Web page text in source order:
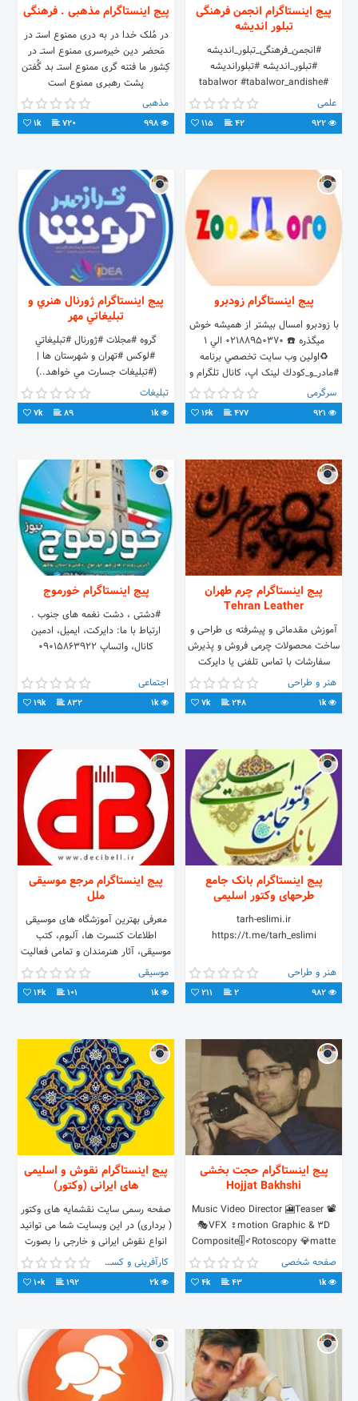
پیج اینستاگرام انجمن فرهنگی
تبلور اندیشه
#انجمن_فرهنگی_تبلور_اندیشه
#تبلور_اندیشه #تبلوراندیشه
#tabalwor #tabalwor_andishe
#tabalwor_ir #Tabalwor_comعلمی
42
115
پیج اینستاگرام مذهبی . فرهنگی
در مُلک خدا در به دری ممنوع استــ در
مَحضر دین خیره‌سری ممنوع استـــ در
کِشور ما فتنه گری ممنوع استـــ بد گُفتن
پشت رهبـری ممنوع است
مذهبی
720
1k
پیج اینستاگرام زودبرو
با زودبرو امسال بیشتر از همیشه خوش
میگذره ☎️ 02188950370 الي 1
♻️اولين وب سايت تخصصي برنامه
#مادر_و_كودك لینک اپ، کانال تلگرام و
آدرس سایت زودبرو 👇 سرگرمی
477
16k
پیج اینستاگرام ژورنال هنري و
تبليغاتي مهر
گروه #مجلات #ژورنال #تبليغاتي
#لوكس #تهران و شهرستان ها |
(#تبليغات جسارت مي خواهد..)
نگرشمان را همگام با دنيا، جهاني، و
#كسب و #كارمان را متحول كنيم
تبلیغات
1k
89
7k
پیج اینستاگرام چرم طهران
Tehran Leather
آموزش مقدماتی و پیشرفته ی طراحی و
ساخت محصولات چرمی فروش و پذیرش
سفارشات با تماس تلفنی یا دایرکت
09125246357 09100023150 ادرس
کانال ما در تلگرام :
هنر و طراحی
1k
248
7k
پیج اینستاگرام خورموج
#دشتی ، دشت نغمه های جنوب .
ارتباط با ما: دایرکت، ایمیل، ادمین
کانال، واتساپ ۰۹۰۱۵۸۶۳۹۲۲
اجتماعی
1k
832
19k
پیج اینستاگرام بانک جامع
طرحهای وکتور اسلیمی
tarh-eslimi.ir
https://t.me/tarh_eslimi
هنر و طراحی
2
211
پیج اینستاگرام مرجع موسیقی
ملل
معرفی بهترین آموزشگاه های موسیقی
اطلاعات کنسرت ها، آلبوم، کتب
موسیقی، آثار هنرمندان و تمامی فعالیت
های عرصه ی موسیقی کسب اطلاعات
بیشتر 👈👈👈
موسیقی
1k
101
14k
پیج اینستاگرام حجت بخشی
Hojjat Bakhshi
📽 Music Video Director 🎦Teaser
🎭VFX ♀motion Graphic & 3D
Composite🎚♂Rotoscopy 💎matte
painting 🎬Editor movie TV &
cinema 📞 +98 937 906 6250
صفحه شخصی
1k
43
4k
پیج اینستاگرام نقوش و اسلیمی
های ایرانی (وکتور)
صفحه رسمی سایت نقشمایه های وکتور
( برداری) در این وبسایت شما می توانید
انواع نقوش ایرانی و خارجی را بصورت
فایل کامپیوتری (وکتور) با پسوندهای
CDr,Ai,Pdf,Eps دانلود کنید .
www.mutif.ir telegram:@mutiff
کارآفرینی و کسب و کار
2k
192
10k